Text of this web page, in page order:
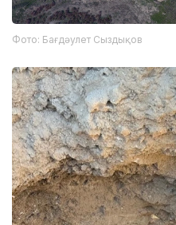
Фото: Бағдәулет Сыздықов